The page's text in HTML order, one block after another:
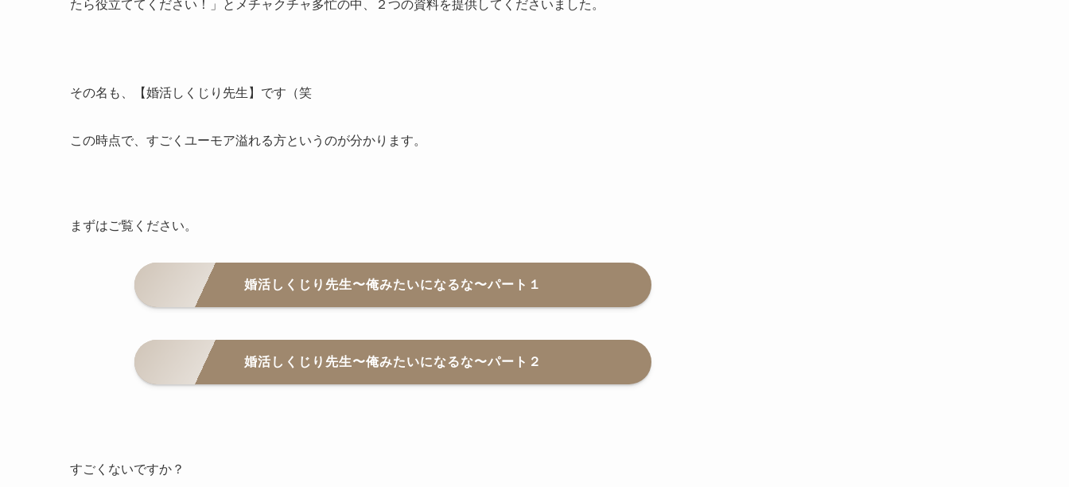
たら役立ててください！」とメチャクチャ多忙の中、２つの資料を提供してくださいました。
その名も、【婚活しくじり先生】です（笑
この時点で、すごくユーモア溢れる方というのが分かります。
まずはご覧ください。
婚活しくじり先生〜俺みたいになるな〜パート１
婚活しくじり先生〜俺みたいになるな〜パート２
すごくないですか？